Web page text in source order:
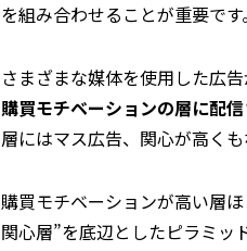
を組み合わせることが重要で
さまざまな媒体を使用した広
購買モチベーションの層に配
層にはマス広告、関心が高く
購買モチベーションが高い層
関心層”を底辺としたピラミッ